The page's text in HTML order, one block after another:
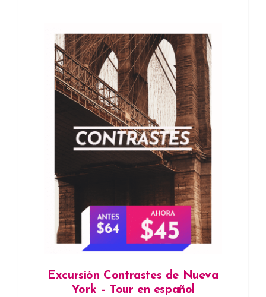
Excursión Contrastes de Nueva
York – Tour en español